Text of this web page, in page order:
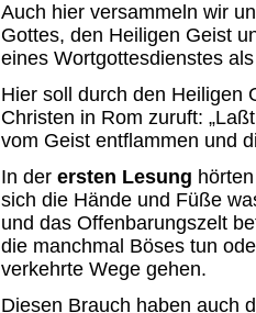
Auch hier versammeln wir
Gottes, den Heiligen Geist
eines Wortgottesdienstes
Hier soll durch den Heiligen
Christen in Rom zuruft:
vom Geist entflammen und
In der ersten Lesung
sich die Hände und Füße
und das Offenbarungszelt
die manchmal Böses tun
verkehrte Wege gehen.
Diesen Brauch haben auch